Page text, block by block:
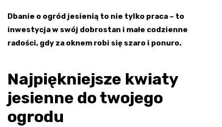
Dbanie o ogród jesienią to nie tylko praca – to
inwestycja w swój dobrostan i małe codzienne
radości, gdy za oknem robi się szaro i ponuro.
Najpiękniejsze kwiaty
jesienne do twojego
ogrodu